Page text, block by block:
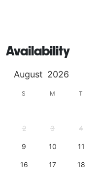
Availability
August 2026
S M T
2 3 4
9 10 11
16 17 18